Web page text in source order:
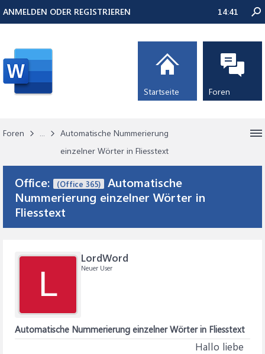
Foren ...
Automatische Nummerierung
einzelner Wörter in Fliesstext
Office: (Office 365)
Automatische
Nummerierung einzelner Wörter in
Fliesstext
L
LordWord
Neuer User
Automatische Nummerierung einzelner Wörter in Fliesstext
Hallo liebe
ANMELDEN ODER REGISTRIEREN 14:41
Startseite Foren